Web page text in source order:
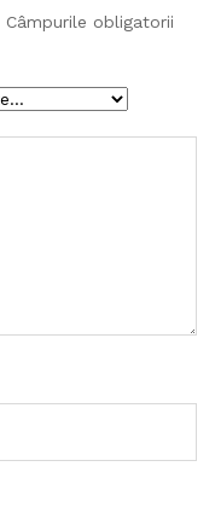
Câmpurile obligatorii